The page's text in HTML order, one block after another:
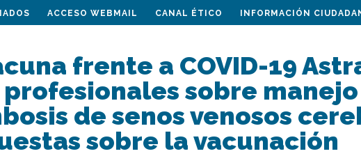
ACCESO WEBMAIL CANAL ÉTICO INFORMACIÓN
frente a COVID-19
sobre
de senos venosos
sobre la vacunación